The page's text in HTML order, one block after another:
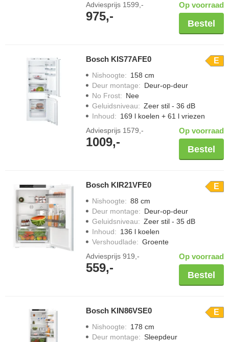
Adviesprijs 1599,-
975,-
Op voorraad
Bestel
Bosch KIS77AFE0 E
Nishoogte: 158 cm
Deur montage: Deur-op-deur
No Frost: Nee
Geluidsniveau: Zeer stil - 36 dB
Inhoud: 169 l koelen + 61 l vriezen
Adviesprijs 1579,-
1009,-
Op voorraad
Bestel
Bosch KIR21VFE0 E
Nishoogte: 88 cm
Deur montage: Deur-op-deur
Geluidsniveau: Zeer stil - 35 dB
Inhoud: 136 l koelen
Vershoudlade: Groente
Adviesprijs 919,-
559,-
Op voorraad
Bestel
Bosch KIN86VSE0 E
Nishoogte: 178 cm
Deur montage: Sleepdeur